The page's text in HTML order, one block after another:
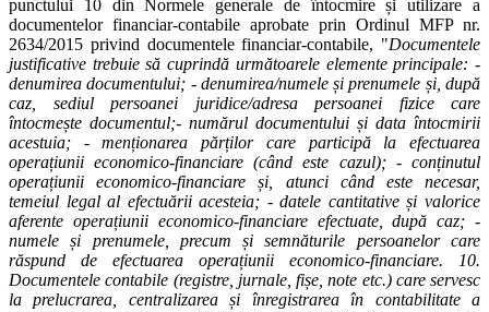
punctului 10 din Normele generale de întocmire și utilizare a
documentelor financiar-contabile aprobate prin Ordinul MFP nr.
2634/2015 privind documentele financiar-contabile, "Documentele
justificative trebuie să cuprindă următoarele elemente principale: -
denumirea documentului; - denumirea/numele și prenumele și, după
caz, sediul persoanei juridice/adresa persoanei fizice care
întocmește documentul;- numărul documentului și data întocmirii
acestuia; - menționarea părților care participă la efectuarea
operațiunii economico-financiare (când este cazul); - conținutul
operațiunii economico-financiare și, atunci când este necesar,
temeiul legal al efectuării acesteia; - datele cantitative și valorice
aferente operațiunii economico-financiare efectuate, după caz; -
numele și prenumele, precum și semnăturile persoanelor care
răspund de efectuarea operațiunii economico-financiare. 10.
Documentele contabile (registre, jurnale, fișe, note etc.) care servesc
la prelucrarea, centralizarea și înregistrarea în contabilitate a